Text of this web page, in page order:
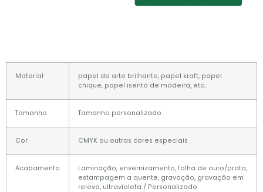
Material
papel de arte brilhante, papel kraft, papel
chique, papel isento de madeira, etc..
Tamanho Tamanho personalizado
Cor CMYK ou outras cores especiais
Acabamento
Laminação, envernizamento, folha de ouro/prata,
estampagem a quente, gravação, gravação em
relevo, ultravioleta / Personalizado